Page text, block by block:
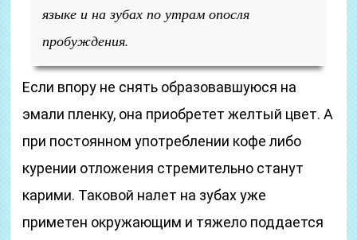
языке и на зубах по утрам опосля
пробуждения.
Если впору не снять образовавшуюся на
эмали пленку, она приобретет желтый цвет. А
при постоянном употреблении кофе либо
курении отложения стремительно станут
карими. Таковой налет на зубах уже
приметен окружающим и тяжело поддается